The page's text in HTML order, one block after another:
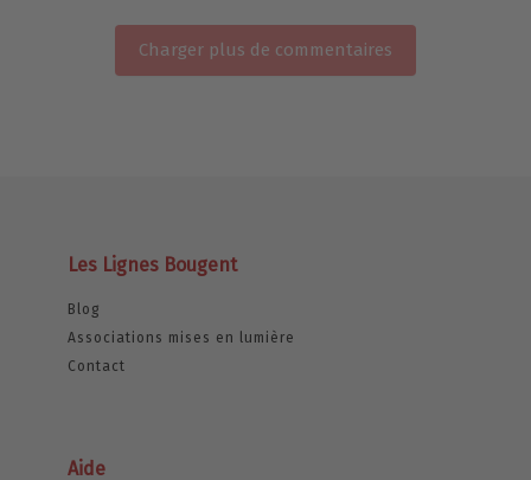
Charger plus de commentaires
Les Lignes Bougent
Blog
Associations mises en lumière
Contact
Aide